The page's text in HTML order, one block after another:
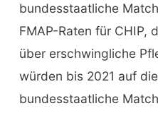
bundesstaatliche
FMAP-Raten für CHIP,
über erschwingliche
würden bis 2021 auf
bundesstaatliche